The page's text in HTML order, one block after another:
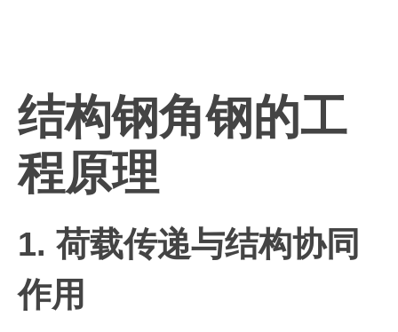
结构钢角钢的工
程原理
1. 荷载传递与结构协同
作用